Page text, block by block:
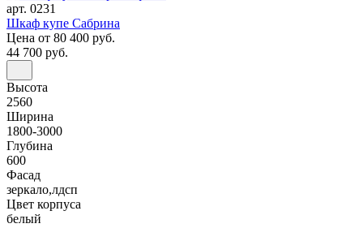
арт. 0231
Шкаф купе Сабрина
Цена от 80 400 руб.
44 700 руб.
Высота
2560
Ширина
1800-3000
Глубина
600
Фасад
зеркало,лдсп
Цвет корпуса
белый